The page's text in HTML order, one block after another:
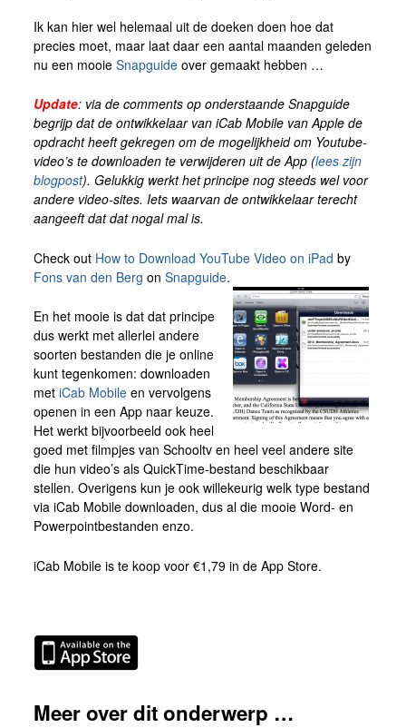
Ik kan hier wel helemaal uit de doeken doen hoe dat
precies moet, maar laat daar een aantal maanden geleden
nu een mooie Snapguideover gemaakt hebben …
Update: via de comments op onderstaande Snapguide
begrijp dat de ontwikkelaar van iCab Mobile van Apple de
opdracht heeft gekregen om de mogelijkheid om Youtube-
video’s te downloaden te verwijderen uit de App (lees zijn
blogpost). Gelukkig werkt het principe nog steeds wel voor
andere video-sites. Iets waarvan de ontwikkelaar terecht
aangeeft dat dat nogal mal is.
Check out How to Download YouTube Video on iPad by
Fons van den Berg on Snapguide.
En het mooie is dat dat principe
dus werkt met allerlei andere
soorten bestanden die je online
kunt tegenkomen: downloaden
met iCab Mobileen vervolgens
openen in een App naar keuze.
Het werkt bijvoorbeeld ook heel
goed met filmpjes van Schooltv en heel veel andere site
die hun video’s als QuickTime-bestand beschikbaar
stellen. Overigens kun je ook willekeurig welk type bestand
via iCab Mobile downloaden, dus al die mooie Word- en
Powerpointbestanden enzo.
iCab Mobile is te koop voor €1,79 in de App Store.
Meer over dit onderwerp …